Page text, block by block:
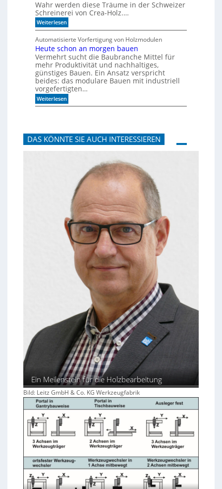
c
h
n
i
?
g
u
g
u
f
S
c
h
i
e
n
n
Wahr werden diese Träume in der Schweizer
Schreinerei von Crea-Holz.…
Weiterlesen:
F
i
n
s
c
h
l
i
f
f
i
u
s
t
Automatisierte Vorfertigung von Holzmodulen
Heute schon an morgen bauen
Vermehrt sucht die Baubranche Mittel für
mehr Produktivität und nachhaltiges,
günstiges Bauen. Ein Ansatz verspricht
beides: das modulare Bauen mit industriell
vorgefertigten…
Weiterlesen:
H
e
s
c
e
n
b
a
u
DAS KÖNNTE SIE AUCH INTERESSIEREN
Ein Meilenstein für die Holzbearbeitung
Bild: Leitz GmbH & Co. KG Werkzeugfabrik